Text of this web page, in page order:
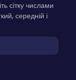
сітку числами
середній і